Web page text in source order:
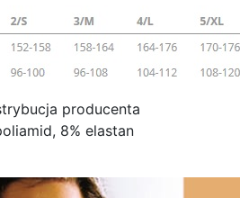
producenta
8% elastan